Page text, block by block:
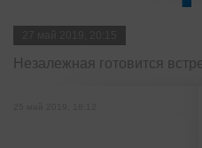
Незалежная готовится